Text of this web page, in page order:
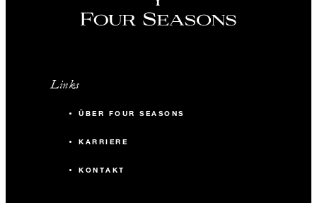
Links
ÜBER FOUR SEASONS
KARRIERE
KONTAKT